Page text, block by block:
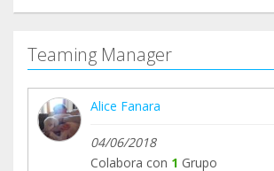
Teaming Manager
Alice Fanara
04/06/2018
Colabora con 1 Grupo